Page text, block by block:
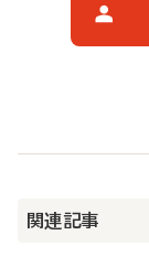
関連記事